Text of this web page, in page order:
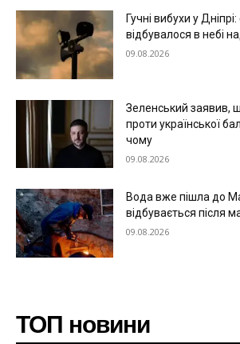
Гучні вибухи у
відбувалося в небі
09.08.2026
Зеленський заявив,
проти української
чому
09.08.2026
Вода вже пішла до
відбувається після
09.08.2026
ТОП новини